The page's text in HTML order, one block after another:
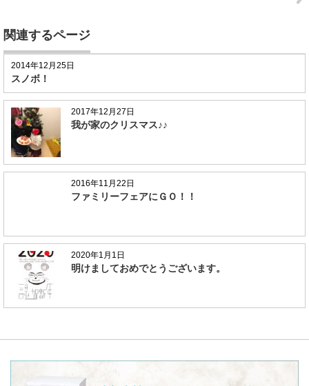
関連するページ
2014年12月25日
スノボ！
2017年12月27日
我が家のクリスマス♪♪
2016年11月22日
ファミリーフェアにＧＯ！！
2020年1月1日
明けましておめでとうございます。